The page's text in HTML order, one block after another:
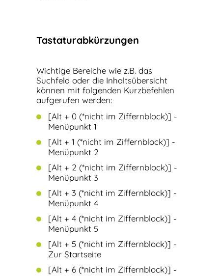
Tastaturabkürzungen
Wichtige Bereiche wie z.B. das
Suchfeld oder die Inhaltsübersicht
können mit folgenden Kurzbefehlen
aufgerufen werden:
[Alt + 0 (*nicht im Ziffernblock)] -
Menüpunkt 1
[Alt + 1 (*nicht im Ziffernblock)] -
Menüpunkt 2
[Alt + 2 (*nicht im Ziffernblock)] -
Menüpunkt 3
[Alt + 3 (*nicht im Ziffernblock)] -
Menüpunkt 4
[Alt + 4 (*nicht im Ziffernblock)] -
Menüpunkt 5
[Alt + 5 (*nicht im Ziffernblock)] -
Zur Startseite
[Alt + 6 (*nicht im Ziffernblock)] -